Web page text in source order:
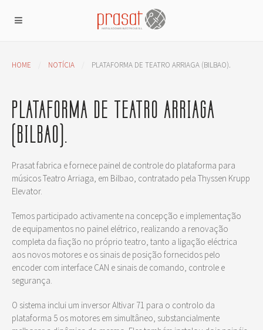
HOME NOTÍCIA PLATAFORMA DE TEATRO ARRIAGA (BILBAO).
PLATAFORMA DE TEATRO ARRIAGA
(BILBAO).
Prasat fabrica e fornece painel de controle do plataforma para
músicos Teatro Arriaga, em Bilbao, contratado pela Thyssen Krupp
Elevator.
Temos participado activamente na concepção e implementação
de equipamentos no painel elétrico, realizando a renovação
completa da fiação no próprio teatro, tanto a ligação eléctrica
aos novos motores e os sinais de posição fornecidos pelo
encoder com interface CAN e sinais de comando, controle e
segurança.
O sistema inclui um inversor Altivar 71 para o controlo da
plataforma 5 os motores em simultâneo, substancialmente